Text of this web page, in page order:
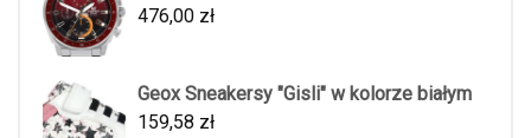
476,00 zł
Geox Sneakersy "Gisli" w kolorze białym
159,58 zł